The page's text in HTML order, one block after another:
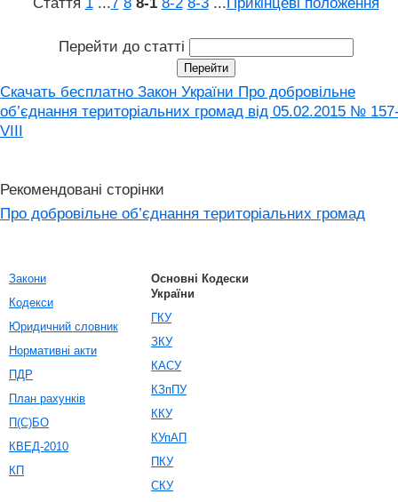
Перейти до статті
Скачать бесплатно Закон України Про добровільне
об’єднання територіальних громад від 05.02.2015 №
VIII
Рекомендовані сторінки
Про добровільне об’єднання територіальних громад
Закони
Кодекси
Юридичний словник
Нормативні акти
ПДР
План рахунків
П(С)БО
КВЕД-2010
КП
Основні Кодески
України
ГКУ
ЗКУ
КАСУ
КЗпПУ
ККУ
КУпАП
ПКУ
СКУ